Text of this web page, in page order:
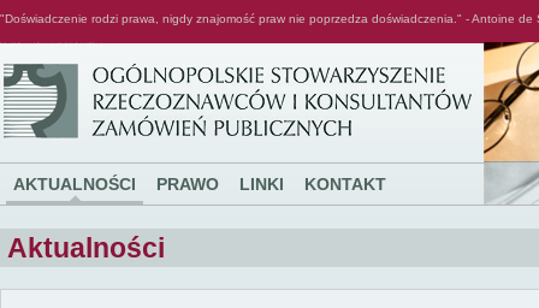
"Doświadczenie rodzi prawa, nigdy znajomość praw nie poprzedza doświadczenia." - Antoine de
AKTUALNOŚCI PRAWO LINKI KONTAKT
Aktualności